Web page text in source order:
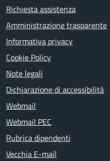
Richiesta assistenza
Amministrazione trasparente
Informativa privacy
Cookie Policy
Note legali
Dichiarazione di accessibilità
Webmail
Webmail PEC
Rubrica dipendenti
Vecchia E-mail